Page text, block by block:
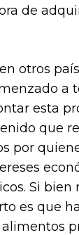
de
otros
a
esta
que
por
Si bien
es que